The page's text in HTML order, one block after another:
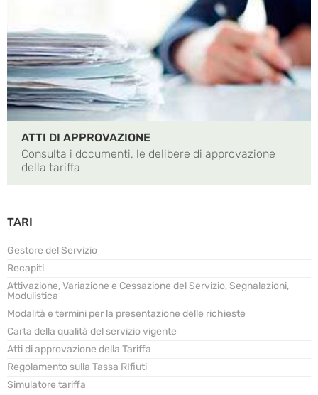
ATTI DI APPROVAZIONE
Consulta i documenti, le delibere di approvazione
della tariffa
TARI
Gestore del Servizio
Recapiti
Attivazione, Variazione e Cessazione del Servizio, Segnalazioni,
Modulistica
Modalità e termini per la presentazione delle richieste
Carta della qualità del servizio vigente
Atti di approvazione della Tariffa
Regolamento sulla Tassa RIfiuti
Simulatore tariffa